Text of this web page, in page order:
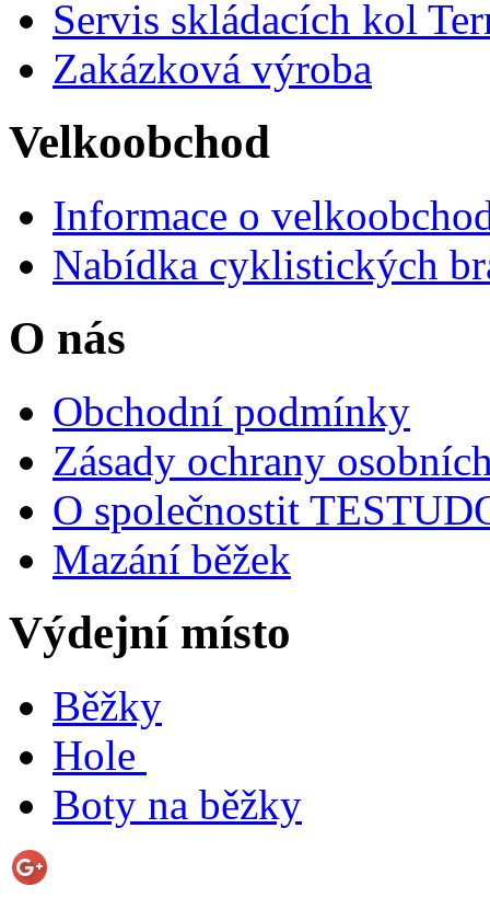
Servis skládacích kol
Zakázková výroba
Velkoobchod
Informace o
Nabídka cyklistických
O nás
Obchodní podmínky
Zásady ochrany
O společnostit
Mazání běžek
Výdejní místo
Běžky
Hole
Boty na běžky